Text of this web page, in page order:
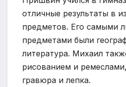
отличные результаты в
предметов. Его самыми
предметами были
литература. Михаил
рисованием и
гравюра и лепка.